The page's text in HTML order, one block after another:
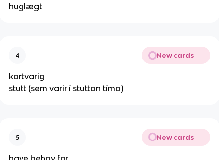
huglægt
4 New cards
kortvarig
stutt (sem varir í stuttan tíma)
5 New cards
have behov for